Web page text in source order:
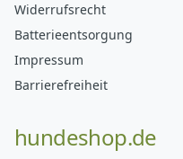
Widerrufsrecht
Batterieentsorgung
Impressum
Barrierefreiheit
hundeshop.de